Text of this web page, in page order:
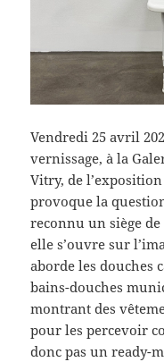
Vendredi 25 avril
vernissage, à la
Vitry, de
provoque la
reconnu un siège
elle s’ouvre sur
aborde les douches
bains-douches
montrant des
pour les percevoir
donc pas un ready-